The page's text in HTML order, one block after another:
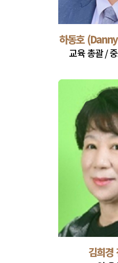
하동호
교육 총괄 /
김희경